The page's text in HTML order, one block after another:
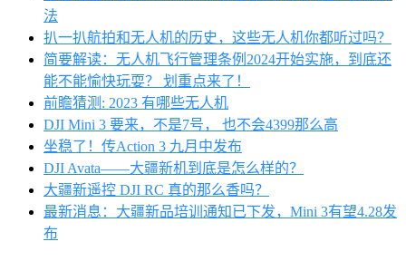
法
扒一扒航拍和无人机的历史，这些无人机你都听过吗？
简要解读：无人机飞行管理条例2024开始实施，到底还
能不能愉快玩耍？ 划重点来了！
前瞻猜测: 2023 有哪些无人机
DJI Mini 3 要来，不是7号， 也不会4399那么高
坐稳了！传Action 3 九月中发布
DJI Avata——大疆新机到底是怎么样的？
大疆新遥控 DJI RC 真的那么香吗？
最新消息：大疆新品培训通知已下发，Mini 3有望4.28发
布